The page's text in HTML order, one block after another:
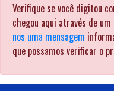
Verifique se você digitou
chegou aqui através de
nos uma mensagem
que possamos verificar o